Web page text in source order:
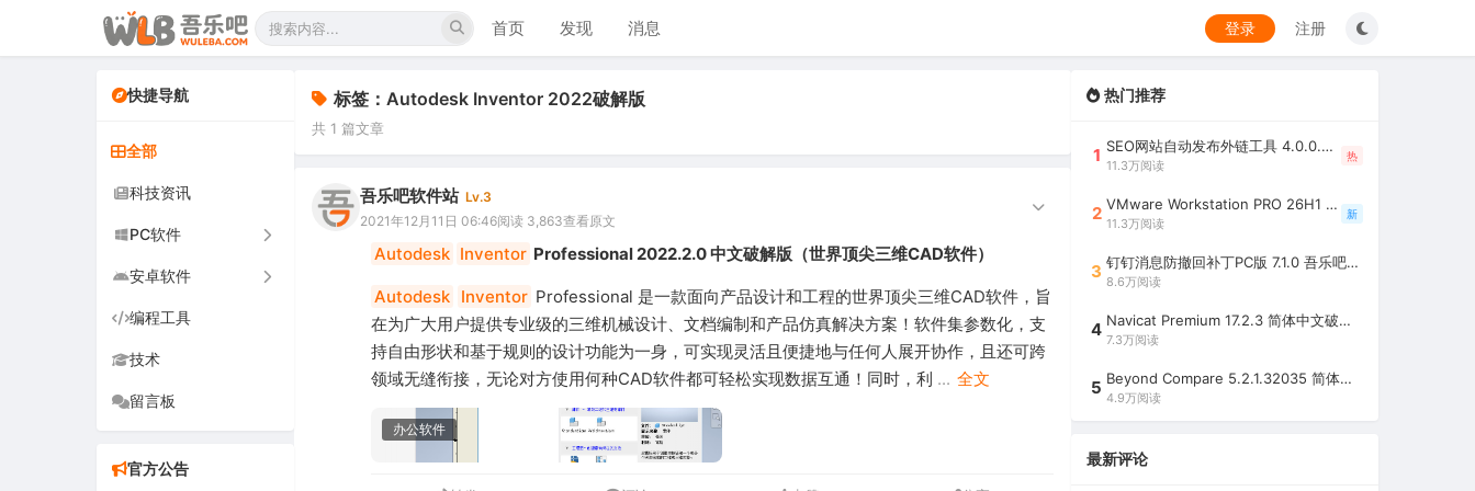
首页 发现 消息 登录 注册
快捷导航
全部
科技资讯
PC软件
办公软件
网络软件
音频视频
安卓软件
手机软件
车机软件
编程工具
技术
留言板
官方公告
标签：Autodesk Inventor 2022破解版
共 1 篇文章
吾乐吧软件站 Lv.3
2021年12月11日 06:46阅读 3,863查看原文
Autodesk Inventor Professional 2022.2.0 中文破解版（世界顶尖三维CAD软件）
Autodesk Inventor Professional 是一款面向产品设计和工程的世界顶尖三维CAD软件，旨
在为广大用户提供专业级的三维机械设计、文档编制和产品仿真解决方案！软件集参数化，支
持自由形状和基于规则的设计功能为一身，可实现灵活且便捷地与任何人展开协作，且还可跨
领域无缝衔接，无论对方使用何种CAD软件都可轻松实现数据互通！同时，利 ... 全文
办公软件
热门推荐
1 SEO网站自动发布外链工具 4.0.0.0 吾乐吧优化版（智能代理狂刷外链）
11.3万阅读
热
2 VMware Workstation PRO 26H1 中文精简安装注册版 / 完整版（最好用的虚拟机软件）
11.3万阅读
新
3 钉钉消息防撤回补丁PC版 7.1.0 吾乐吧优化版（支持消息防撤回+钉钉多开+支持消息永不已读+去除钉钉水印）
8.6万阅读
4 Navicat Premium 17.2.3 简体中文破解版（多重数据库管理工具）
7.3万阅读
5 Beyond Compare 5.2.1.32035 简体中文注册版（超强文件/夹比较工具）
4.9万阅读
最新评论